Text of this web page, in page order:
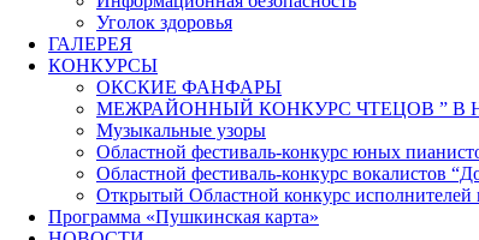
Уголок здоровья
ГАЛЕРЕЯ
КОНКУРСЫ
ОКСКИЕ ФАНФАРЫ
МЕЖРАЙОННЫЙ КОНКУРС ЧТЕЦОВ ” В
Музыкальные узоры
Областной фестиваль-конкурс юных
Областной фестиваль-конкурс вокалистов
Открытый Областной конкурс
Программа «Пушкинская карта»